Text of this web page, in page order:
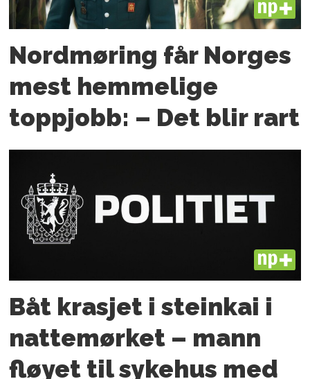
PLUS
Nordmøring får Norges
mest hemmelige
toppjobb: – Det blir rart
PLUS
Båt krasjet i steinkai i
nattemørket – mann
fløyet til sykehus med